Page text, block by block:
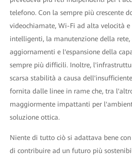
telefono. Con la sempre più crescente
videochiamate, Wi-Fi ad alta velocità e
intelligenti, la manutenzione della rete,
aggiornamenti e l'espansione della
sempre più difficili. Inoltre,
scarsa stabilità a causa
fornita dalle linee in rame che, tra
maggiormente impattanti per
soluzione ottica.
Niente di tutto ciò si adattava bene
di contribuire ad un futuro più